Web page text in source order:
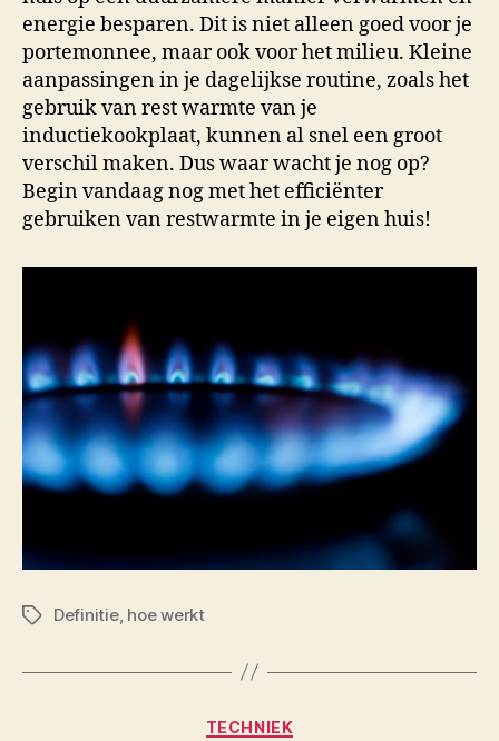
energie besparen. Dit is niet alleen goed voor je
portemonnee, maar ook voor het milieu. Kleine
aanpassingen in je dagelijkse routine, zoals het
gebruik van rest warmte van je
inductiekookplaat, kunnen al snel een groot
verschil maken. Dus waar wacht je nog op?
Begin vandaag nog met het efficiënter
gebruiken van restwarmte in je eigen huis!
TagsDefinitie, hoe werkt
Categorieën
TECHNIEK